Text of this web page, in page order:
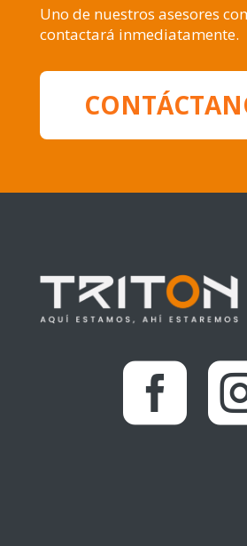
Uno de nuestros asesores
contactará inmediatamente.
